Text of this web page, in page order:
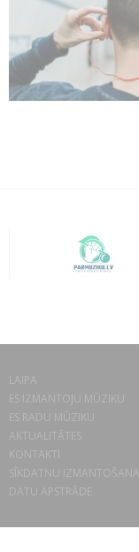
LAIPA
ES IZMANTOJU MŪZIKU
ES RADU MŪZIKU
AKTUALITĀTES
KONTAKTI
SĪKDATŅU
DATU APSTRĀDE